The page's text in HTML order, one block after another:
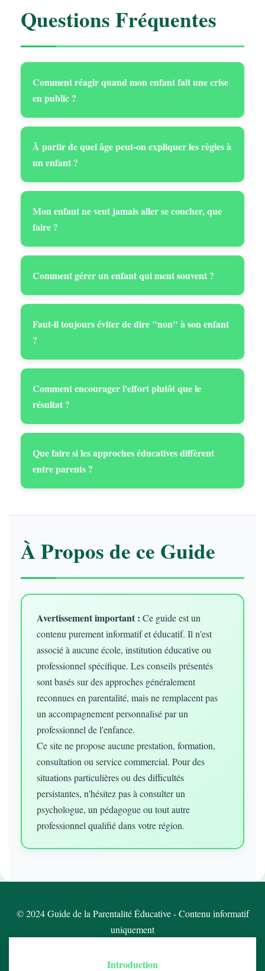
Questions Fréquentes
Comment réagir quand mon enfant fait une crise
en public ?
À partir de quel âge peut-on expliquer les règles à
un enfant ?
Mon enfant ne veut jamais aller se coucher, que
faire ?
Comment gérer un enfant qui ment souvent ?
Faut-il toujours éviter de dire "non" à son enfant
?
Comment encourager l'effort plutôt que le
résultat ?
Que faire si les approches éducatives diffèrent
entre parents ?
À Propos de ce Guide
Avertissement important : Ce guide est un
contenu purement informatif et éducatif. Il n'est
associé à aucune école, institution éducative ou
professionnel spécifique. Les conseils présentés
sont basés sur des approches généralement
reconnues en parentalité, mais ne remplacent pas
un accompagnement personnalisé par un
professionnel de l'enfance.
Ce site ne propose aucune prestation, formation,
consultation ou service commercial. Pour des
situations particulières ou des difficultés
persistantes, n'hésitez pas à consulter un
psychologue, un pédagogue ou tout autre
professionnel qualifié dans votre région.
© 2024 Guide de la Parentalité Éducative - Contenu informatif
uniquement
Introduction